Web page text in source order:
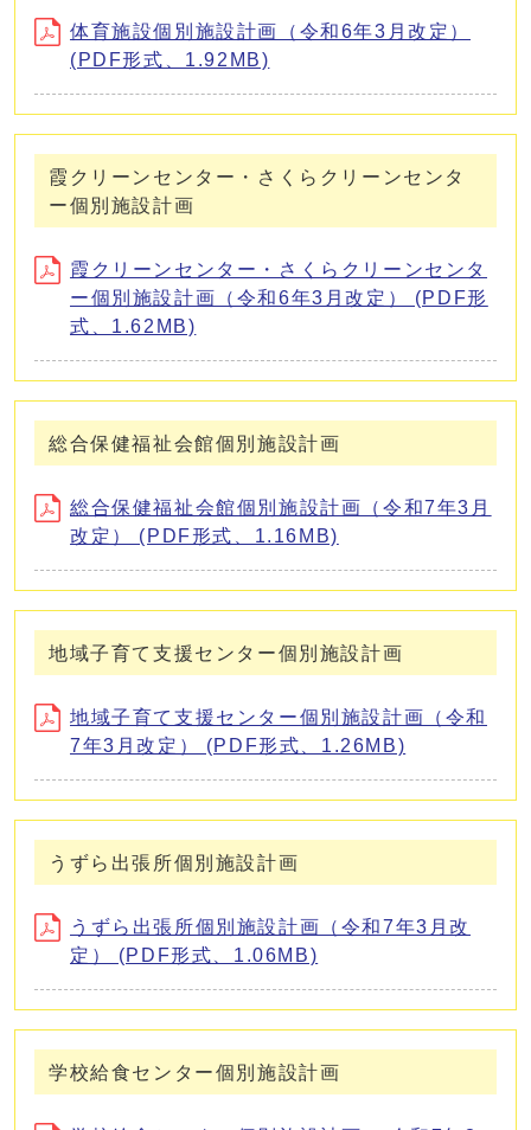
体育施設個別施設計画（令和6年3月改定）
(PDF形式、1.92MB)
霞クリーンセンター・さくらクリーンセンタ
ー個別施設計画
霞クリーンセンター・さくらクリーンセンタ
ー個別施設計画（令和6年3月改定） (PDF形
式、1.62MB)
総合保健福祉会館個別施設計画
総合保健福祉会館個別施設計画（令和7年3月
改定） (PDF形式、1.16MB)
地域子育て支援センター個別施設計画
地域子育て支援センター個別施設計画（令和
7年3月改定） (PDF形式、1.26MB)
うずら出張所個別施設計画
うずら出張所個別施設計画（令和7年3月改
定） (PDF形式、1.06MB)
学校給食センター個別施設計画